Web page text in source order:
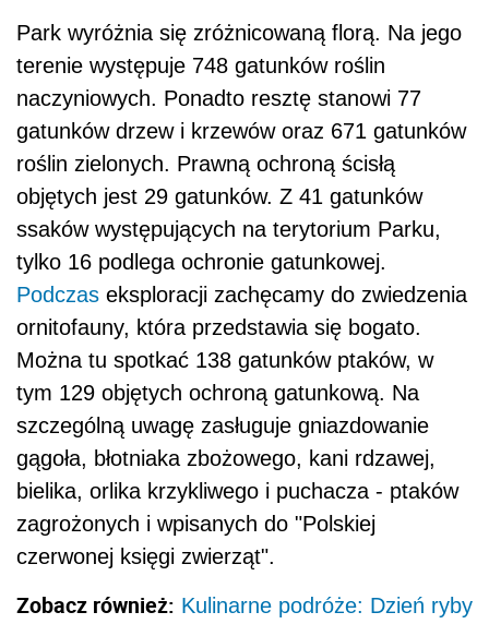
Park wyróżnia się zróżnicowaną florą. Na jego
terenie występuje 748 gatunków roślin
naczyniowych. Ponadto resztę stanowi 77
gatunków drzew i krzewów oraz 671 gatunków
roślin zielonych. Prawną ochroną ścisłą
objętych jest 29 gatunków. Z 41 gatunków
ssaków występujących na terytorium Parku,
tylko 16 podlega ochronie gatunkowej.
Podczas eksploracji zachęcamy do zwiedzenia
ornitofauny, która przedstawia się bogato.
Można tu spotkać 138 gatunków ptaków, w
tym 129 objętych ochroną gatunkową. Na
szczególną uwagę zasługuje gniazdowanie
gągoła, błotniaka zbożowego, kani rdzawej,
bielika, orlika krzykliwego i puchacza - ptaków
zagrożonych i wpisanych do "Polskiej
czerwonej księgi zwierząt".
Zobacz również: Kulinarne podróże: Dzień ryby